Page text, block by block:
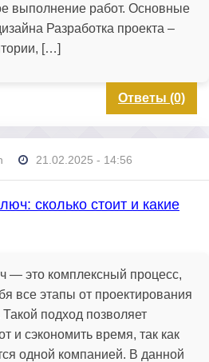
выполнение работ. Основные
Разработка проекта –
[…]
Ответы (0)
21.02.2025 - 14:56
сколько стоит и какие
— это комплексный процесс,
все этапы от проектирования
подход позволяет
и сэкономить время, так как
одной компанией. В данной